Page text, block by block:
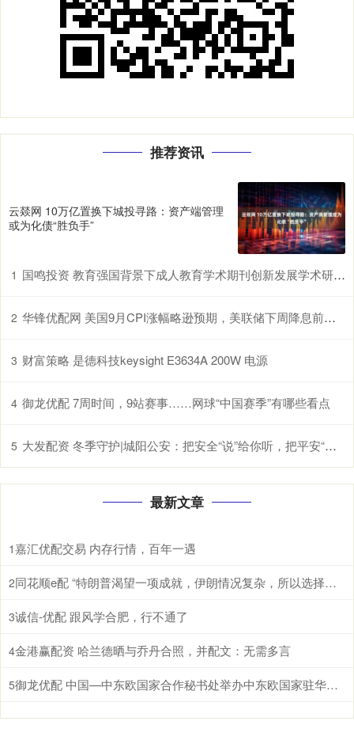
推荐资讯
云燚网 10万亿置换下城投寻路：资产端管理
或为化债“胜负手”
1 国鸣投资 教育强国背景下成人教育学术期刊创新发展学术研讨会在山东开放大学召开
2 华锋优配网 美国9月CPI涨幅略逊预期，美联储下周降息前景更加明朗
3 财富策略 是德科技keysight E3634A 200W 电源
4 御龙优配 7周时间，9站赛事……网球“中国赛季”有哪些看点
5 大发配资 冬季守护|城阳公安：把安全“说”给你听，把平安“送”到你身边
最新文章
1嘉汇优配交易 内存行情，百年一遇
2 同花顺e配 “特朗普渴望一项成就，伊朗情况复杂，所以选择了加沙”
3诚信-优配 跟风学合肥，行不通了
4金港赢配资 哈兰德晒与乔丹合照，并配文：无需多言
5 御龙优配 中国—中东欧国家合作秘书处举办中东欧国家驻华使馆通报会